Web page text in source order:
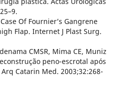
Of Fournier’s Gangrene
Flap. Internet J Plast Surg.
CMSR, Mima CE, Muniz
peno-escrotal após
Catarin Med. 2003;32:268-